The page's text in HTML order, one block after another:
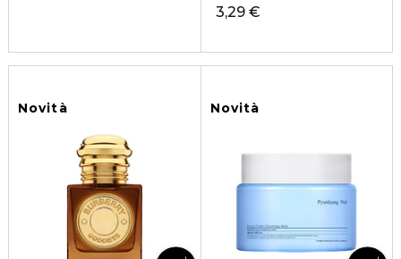
3,29 €
Novità Novità